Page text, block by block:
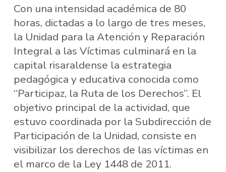
Con una intensidad académica de 80
horas, dictadas a lo largo de tres meses,
la Unidad para la Atención y Reparación
Integral a las Víctimas culminará en la
capital risaraldense la estrategia
pedagógica y educativa conocida como
“Participaz, la Ruta de los Derechos”. El
objetivo principal de la actividad, que
estuvo coordinada por la Subdirección de
Participación de la Unidad, consiste en
visibilizar los derechos de las víctimas en
el marco de la Ley 1448 de 2011.